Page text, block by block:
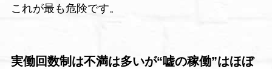
これが最も危険です。
実働回数制は不満は多いが“嘘の稼働”はほぼ